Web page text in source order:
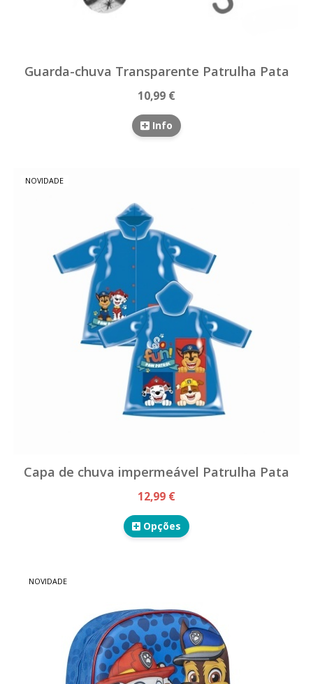
Guarda-chuva Transparente Patrulha Pata
10,99 €
Info
NOVIDADE
Capa de chuva impermeável Patrulha Pata
12,99 €
Opções
NOVIDADE